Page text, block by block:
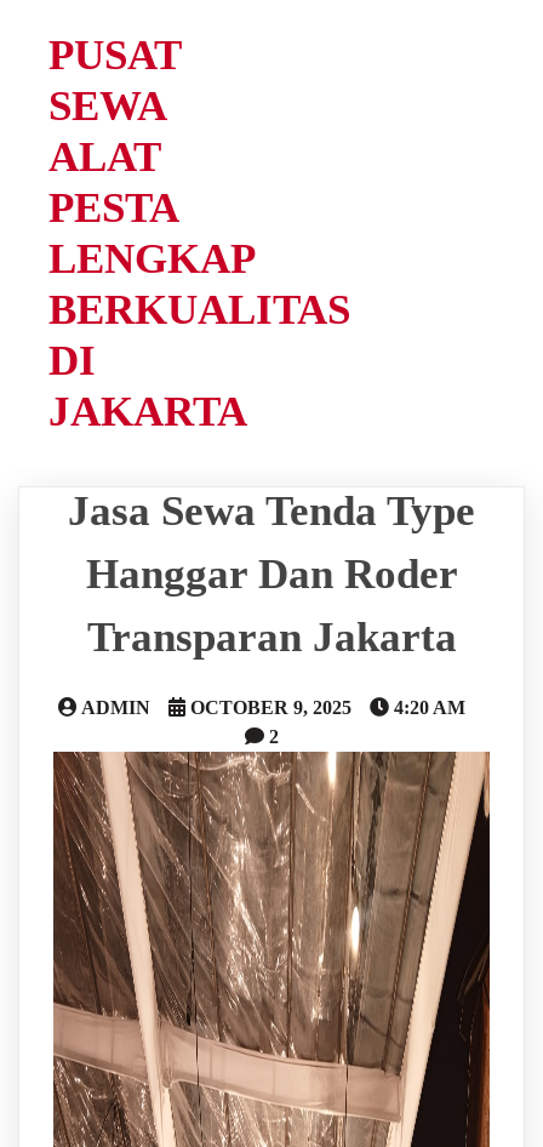
PUSAT
SEWA
ALAT
PESTA
LENGKAP
BERKUALITAS
DI
JAKARTA
Jasa Sewa Tenda Type
Hanggar Dan Roder
Transparan Jakarta
ADMIN OCTOBER 9, 2025
4:20 AM
2